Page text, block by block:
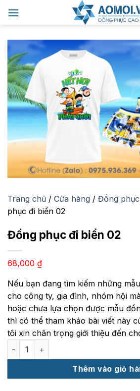
qua
dung
Trang chủ / Cửa hàng / Đồng
phục đi biển 02
Đồng phục đi biển 02
68,000 ₫
Nếu bạn đang tìm kiếm những
cho công ty, gia đình, nhóm hội
hoặc chưa lựa chọn được mẫu
thì có thể tham khảo bài viết này
tôi xin chân trọng giới thiệu đến
Đồng phục đi biển 02 số lượng
Thêm vào giỏ